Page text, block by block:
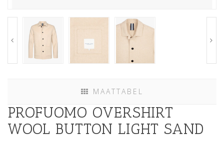
MAATTABEL
PROFUOMO OVERSHIRT
WOOL BUTTON LIGHT SAND